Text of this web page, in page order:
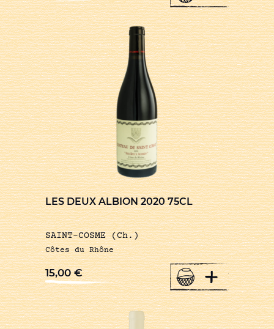
LES DEUX ALBION 2020 75CL
SAINT-COSME (Ch.)
Côtes du Rhône
15,00€ +